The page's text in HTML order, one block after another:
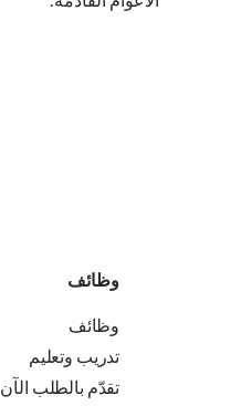
وظائف
وظائف
تدريب وتعليم
تقدّم بالطلب الآن